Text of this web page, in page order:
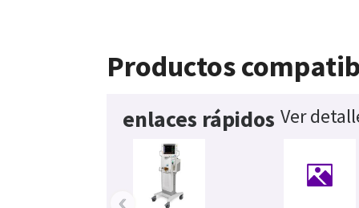
Productos
enlaces rápidos Ver
‹